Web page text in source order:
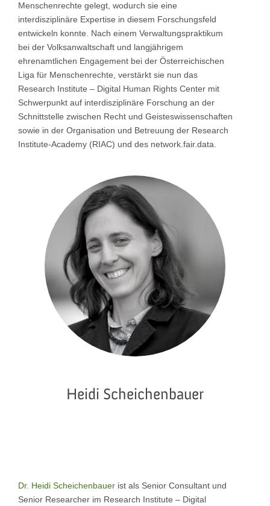
Menschenrechte gelegt, wodurch sie eine
interdisziplinäre Expertise in diesem Forschungsfeld
entwickeln konnte. Nach einem Verwaltungspraktikum
bei der Volksanwaltschaft und langjährigem
ehrenamtlichen Engagement bei der Österreichischen
Liga für Menschenrechte, verstärkt sie nun das
Research Institute – Digital Human Rights Center mit
Schwerpunkt auf interdisziplinäre Forschung an der
Schnittstelle zwischen Recht und Geisteswissenschaften
sowie in der Organisation und Betreuung der Research
Institute-Academy (RIAC) und des network.fair.data.
Heidi Scheichenbauer
Dr. Heidi Scheichenbauerist als Senior Consultant und
Senior Researcher im Research Institute – Digital